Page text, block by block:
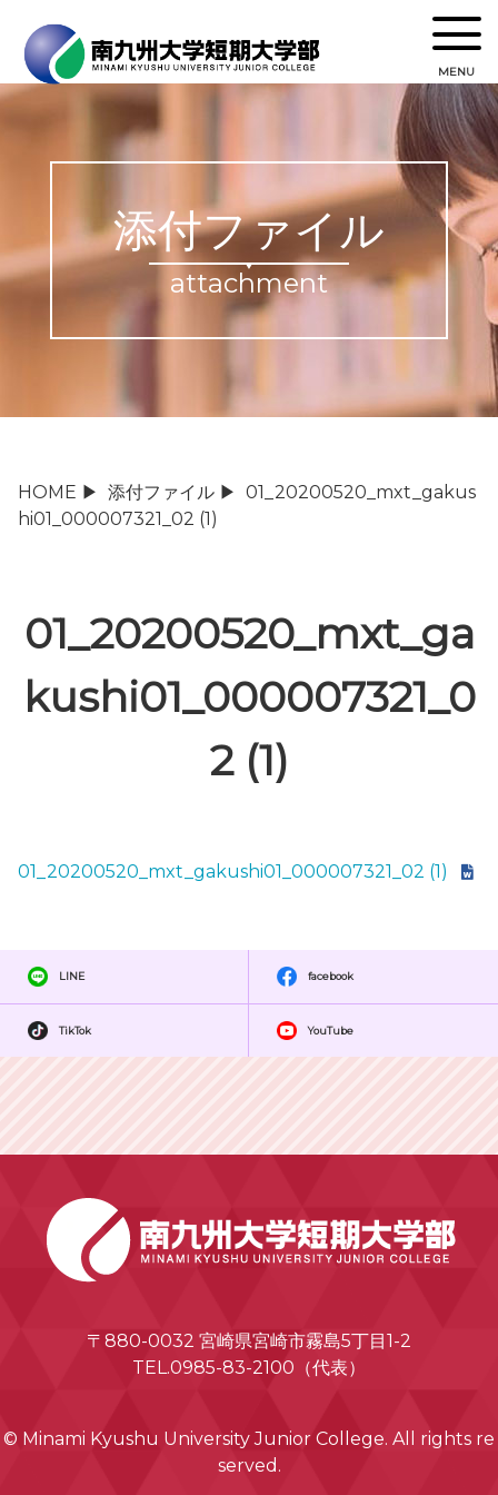
MENU
添付ファイル
attachment
HOME ▶ 添付ファイル ▶ 01_20200520_mxt_gakus
hi01_000007321_02 (1)
01_20200520_mxt_ga
kushi01_000007321_0
2 (1)
01_20200520_mxt_gakushi01_000007321_02 (1)
LINE facebook
TikTok YouTube
〒880-0032 宮崎県宮崎市霧島5丁目1-2
TEL.0985-83-2100（代表）
© Minami Kyushu University Junior College. All rights re
served.